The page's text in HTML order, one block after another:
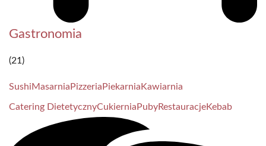
Gastronomia
(21)
SushiMasarnia Pizzeria Piekarnia Kawiarnia
Catering DietetycznyCukiernia PubyRestauracjeKebab